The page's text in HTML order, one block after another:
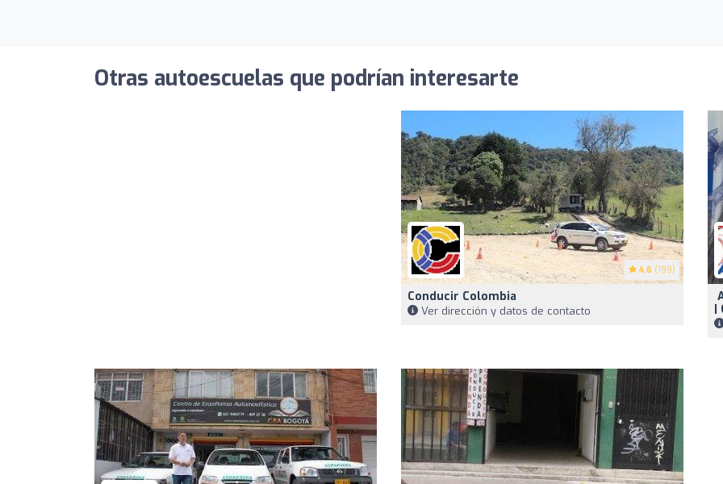
Otras autoescuelas que podrían interesarte
4.6 (199)
Conducir Colombia
Ver dirección y datos de contacto
|